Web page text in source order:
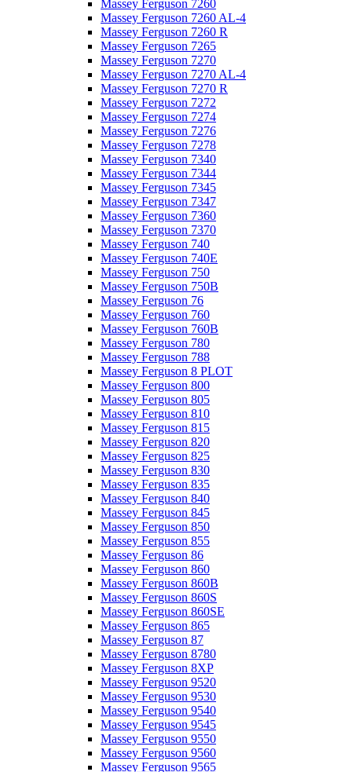
Massey Ferguson 7260
Massey Ferguson 7260 AL-4
Massey Ferguson 7260 R
Massey Ferguson 7265
Massey Ferguson 7270
Massey Ferguson 7270 AL-4
Massey Ferguson 7270 R
Massey Ferguson 7272
Massey Ferguson 7274
Massey Ferguson 7276
Massey Ferguson 7278
Massey Ferguson 7340
Massey Ferguson 7344
Massey Ferguson 7345
Massey Ferguson 7347
Massey Ferguson 7360
Massey Ferguson 7370
Massey Ferguson 740
Massey Ferguson 740E
Massey Ferguson 750
Massey Ferguson 750B
Massey Ferguson 76
Massey Ferguson 760
Massey Ferguson 760B
Massey Ferguson 780
Massey Ferguson 788
Massey Ferguson 8 PLOT
Massey Ferguson 800
Massey Ferguson 805
Massey Ferguson 810
Massey Ferguson 815
Massey Ferguson 820
Massey Ferguson 825
Massey Ferguson 830
Massey Ferguson 835
Massey Ferguson 840
Massey Ferguson 845
Massey Ferguson 850
Massey Ferguson 855
Massey Ferguson 86
Massey Ferguson 860
Massey Ferguson 860B
Massey Ferguson 860S
Massey Ferguson 860SE
Massey Ferguson 865
Massey Ferguson 87
Massey Ferguson 8780
Massey Ferguson 8XP
Massey Ferguson 9520
Massey Ferguson 9530
Massey Ferguson 9540
Massey Ferguson 9545
Massey Ferguson 9550
Massey Ferguson 9560
Massey Ferguson 9565